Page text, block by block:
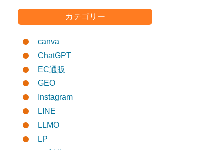
カテゴリー
canva
ChatGPT
EC通販
GEO
Instagram
LINE
LLMO
LP